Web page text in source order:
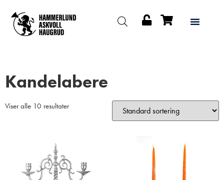
Kandelabere
Viser alle 10 resultater